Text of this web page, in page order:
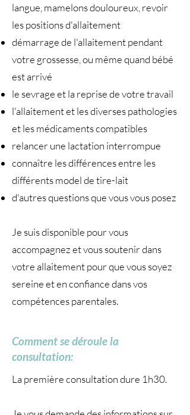
langue, mamelons douloureux, revoir
les positions d'allaitement
démarrage de l'allaitement pendant
votre grossesse, ou même quand bébé
est arrivé
le sevrage et la reprise de votre travail
l'allaitement et les diverses pathologies
et les médicaments compatibles
relancer une lactation interrompue
connaître les différences entre les
différents model de tire-lait
d'autres questions que vous vous posez
Je suis disponible pour vous
accompagnez et vous soutenir dans
votre allaitement pour que vous soyez
sereine et en confiance dans vos
compétences parentales.
Comment se déroule la
consultation:
La première consultation dure 1h30.